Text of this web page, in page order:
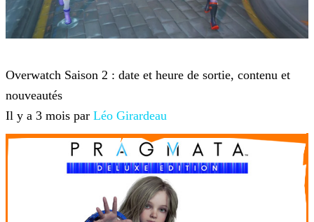
Overwatch Saison 2 : date et heure de sortie, contenu et
nouveautés
Il y a 3 mois par Léo Girardeau